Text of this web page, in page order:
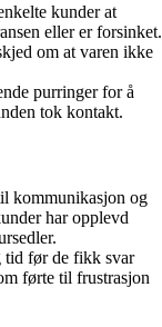
kunder at
eller er forsinket.
om at varen ikke
purringer for å
tok kontakt.
kommunikasjon og
har opplevd
tid før de fikk svar
førte til frustrasjon